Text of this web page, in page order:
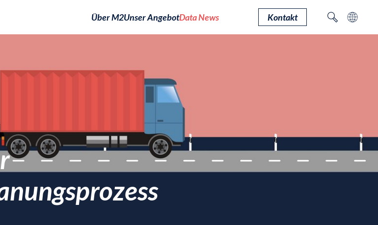
Über M2Unser AngebotData News Kontakt